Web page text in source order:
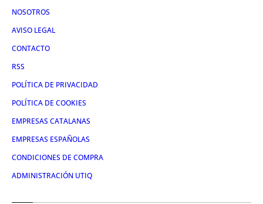
NOSOTROS
AVISO LEGAL
CONTACTO
RSS
POLÍTICA DE PRIVACIDAD
POLÍTICA DE COOKIES
EMPRESAS CATALANAS
EMPRESAS ESPAÑOLAS
CONDICIONES DE COMPRA
ADMINISTRACIÓN UTIQ